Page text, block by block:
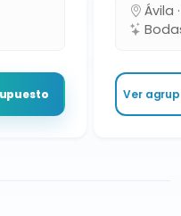
Ávila ·
Bodas
Ver